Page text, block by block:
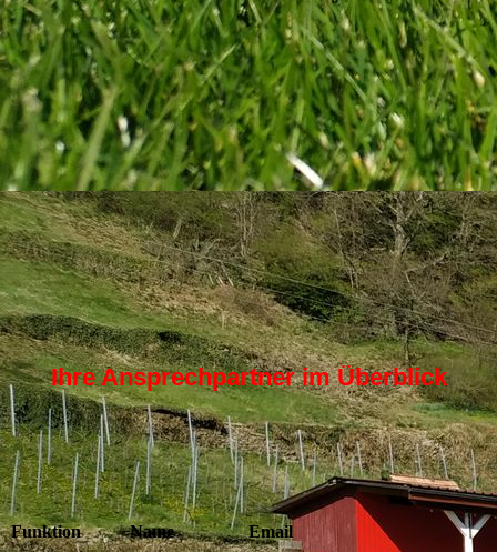
Ihre Ansprechpartner im Überblick
Funktion Name
Email